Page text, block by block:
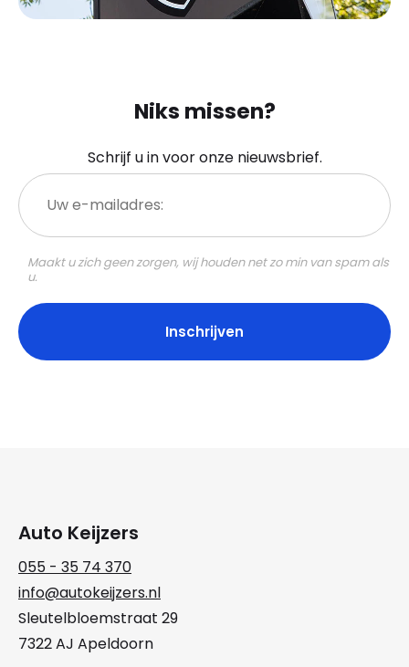
Niks missen?
Schrijf u in voor onze nieuwsbrief.
Uw
e-
mailadres:
Maakt u zich geen zorgen, wij houden net zo min van spam als
u.
Auto Keijzers
055 - 35 74 370
info@autokeijzers.nl
Sleutelbloemstraat 29
7322 AJ Apeldoorn